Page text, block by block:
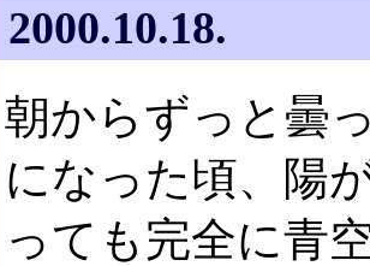
2000.10.18.
朝からずっと曇
になった頃、陽
っても完全に青